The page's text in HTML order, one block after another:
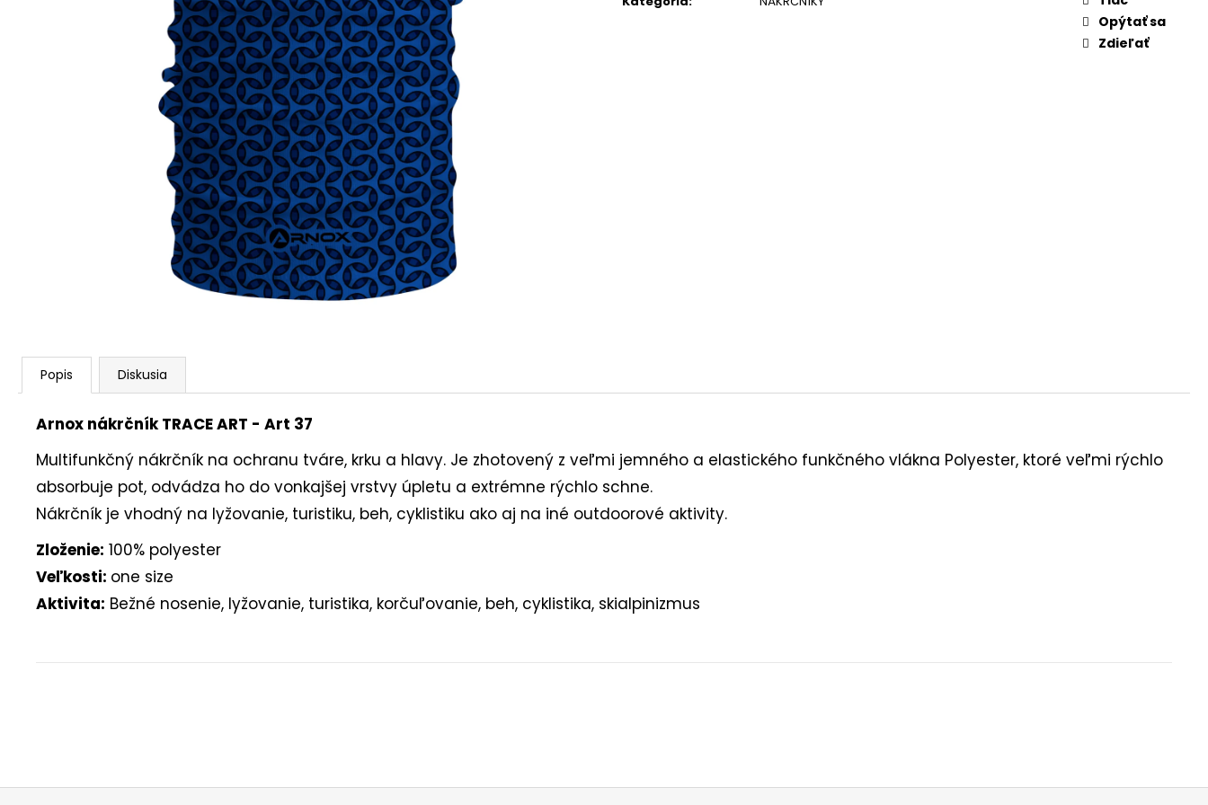
Opýtať sa
Zdieľať
Popis Diskusia
Arnox nákrčník TRACE ART - Art 37
Multifunkčný nákrčník na ochranu tváre, krku a hlavy. Je zhotovený z veľmi jemného a elastického funkčného vlákna Polyester, ktoré veľmi rýchlo
absorbuje pot, odvádza ho do vonkajšej vrstvy úpletu a extrémne rýchlo schne.
Nákrčník je vhodný na lyžovanie, turistiku, beh, cyklistiku ako aj na iné outdoorové aktivity.
Zloženie: 100% polyester
Veľkosti: one size
Aktivita: Bežné nosenie, lyžovanie, turistika, korčuľovanie, beh, cyklistika, skialpinizmus
Z